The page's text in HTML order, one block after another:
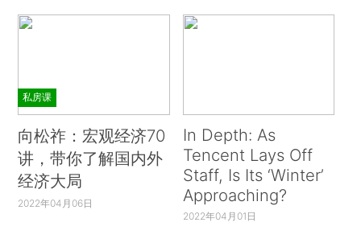
私房课
向松祚：宏观经济70
讲，带你了解国内外
经济大局
2022年04月06日
In Depth: As
Tencent Lays Off
Staff, Is Its ‘Winter’
Approaching?
2022年04月01日